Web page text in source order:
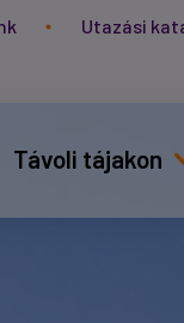
Utazási
Távoli tájakon